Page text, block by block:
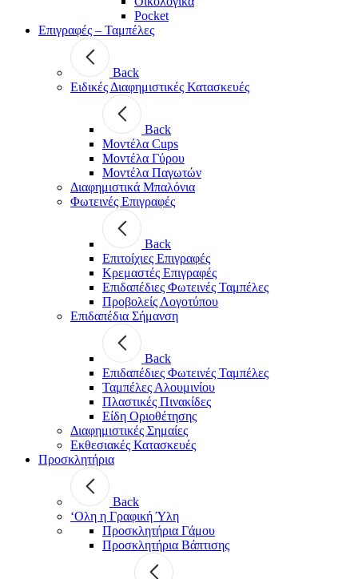
Pocket
Επιγραφές – Ταμπέλες
Back
Ειδικές Διαφημιστικές Κατασκευές
Back
Μοντέλα Cups
Μοντέλα Γύρου
Μοντέλα Παγωτών
Διαφημιστικά Μπαλόνια
Φωτεινές Επιγραφές
Back
Επιτοίχιες Επιγραφές
Κρεμαστές Επιγραφές
Επιδαπέδιες Φωτεινές Ταμπέλες
Προβολείς Λογοτύπου
Επιδαπέδια Σήμανση
Back
Επιδαπέδιες Φωτεινές Ταμπέλες
Ταμπέλες Αλουμινίου
Πλαστικές Πινακίδες
Είδη Οριοθέτησης
Διαφημιστικές Σημαίες
Εκθεσιακές Κατασκευές
Προσκλητήρια
Back
‘Ολη η Γραφική Ύλη
Προσκλητήρια Γάμου
Προσκλητήρια Βάπτισης